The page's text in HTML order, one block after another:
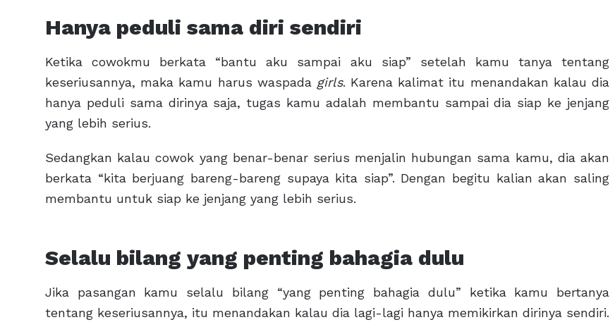
Hanya peduli sama diri sendiri
Ketika cowokmu berkata “bantu aku sampai aku siap” setelah kamu tanya tentang
keseriusannya, maka kamu harus waspada girls. Karena kalimat itu menandakan kalau dia
hanya peduli sama dirinya saja, tugas kamu adalah membantu sampai dia siap ke jenjang
yang lebih serius.
Sedangkan kalau cowok yang benar-benar serius menjalin hubungan sama kamu, dia akan
berkata “kita berjuang bareng-bareng supaya kita siap”. Dengan begitu kalian akan saling
membantu untuk siap ke jenjang yang lebih serius.
Selalu bilang yang penting bahagia dulu
Jika pasangan kamu selalu bilang “yang penting bahagia dulu” ketika kamu bertanya
tentang keseriusannya, itu menandakan kalau dia lagi-lagi hanya memikirkan dirinya sendiri.